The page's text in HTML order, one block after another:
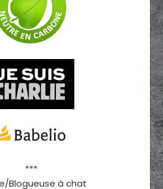
***
Blogueuse à chat